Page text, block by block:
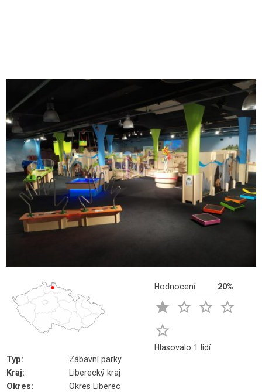
Hodnocení 20%
   

Hlasovalo 1 lidí
Typ:
Zábavní parky
Kraj:
Liberecký kraj
Okres:
Okres Liberec